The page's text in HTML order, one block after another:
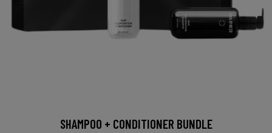
SHAMPOO + CONDITIONER BUNDLE